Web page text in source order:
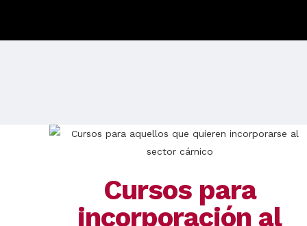
Cursos para
incorporación al